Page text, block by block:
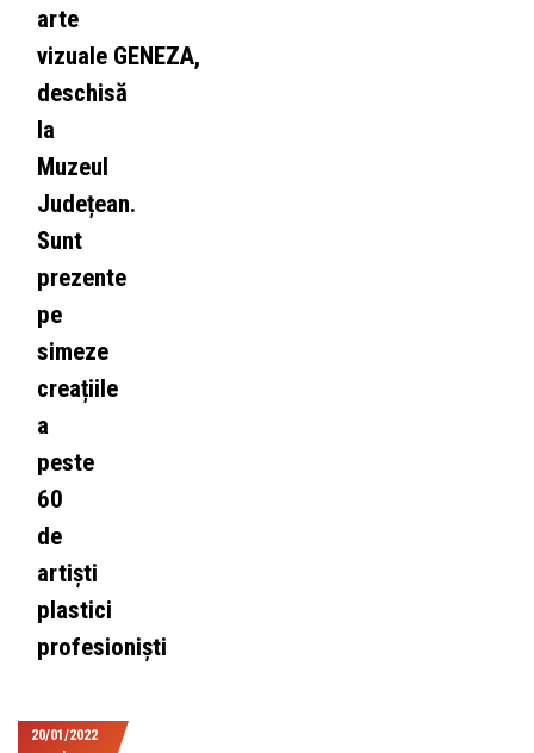
arte
vizuale GENEZA,
deschisă
la
Muzeul
Județean.
Sunt
prezente
pe
simeze
creațiile
a
peste
60
de
artiști
plastici
profesioniști
20/01/2022